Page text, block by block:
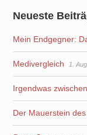
Neueste
Mein Endgegner:
Medivergleich 1.
Irgendwas
Der Mauerstein